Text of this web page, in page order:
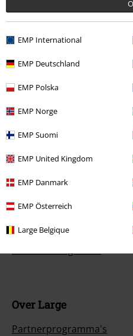
EMP International
EMP Deutschland
EMP Polska
EMP Norge
EMP Suomi
EMP United Kingdom
EMP Danmark
EMP Österreich
Large Belgique
Overige acties
Prijsvragen
Large Cadeaubonnen
ISIC Studentenkorting
Over Large
Partnerprogramma's